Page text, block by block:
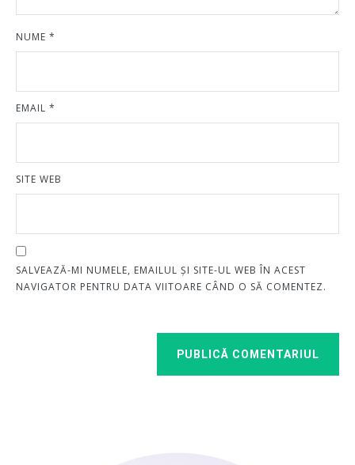
NUME *
EMAIL *
SITE WEB
SALVEAZĂ-MI NUMELE, EMAILUL ȘI SITE-UL WEB ÎN ACEST
NAVIGATOR PENTRU DATA VIITOARE CÂND O SĂ COMENTEZ.
PUBLICĂ COMENTARIUL